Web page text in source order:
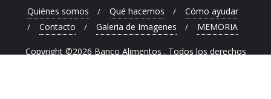
Quiénes somos Qué hacemos
Cómo ayudar
Contacto
Galeria de Imagenes MEMORIA
Copyright ©2026 Banco Alimentos . Todos los derechos